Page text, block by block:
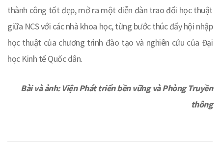
thành công tốt đẹp, mở ra một diễn đàn trao đổi học thuật
giữa NCS với các nhà khoa học, từng bước thúc đẩy hội nhập
học thuật của chương trình đào tạo và nghiên cứu của Đại
học Kinh tế Quốc dân.
Bài và ảnh: Viện Phát triển bền vững và Phòng Truyền
thông